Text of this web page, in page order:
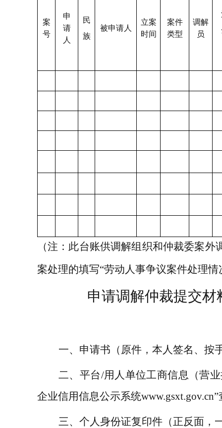
案
号
申
请
人
民
族
被申请人
立案
时间
案件
类型
调解
员
（注：此台账供调解组织和仲裁委案外
案处理的填写“劳动人事争议案件处理情
申请调解仲裁提交材
一、申请书（ 原件，本人签名、按
二、平台/用人单位工商信息（营
企业信用信息公示系统www.gsxt.gov.cn”
三、个人身份证复印件（正反面，